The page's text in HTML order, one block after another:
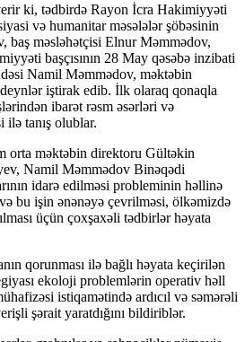
ki, tədbirdə Rayon İcra Hakimiyyəti
və humanitar məsələlər şöbəsinin
məsləhətçisi Elnur Məmmədov,
başçısının 28 May qəsəbə inzibati
Namil Məmmədov, məktəbin
iştirak edib. İlk olaraq qonaqla
ibarət rəsm əsərləri və
ilə tanış olublar.
orta məktəbin direktoru Gültəkin
Namil Məmmədov Binəqədi
idarə edilməsi probleminin həllinə
bu işin ənənəyə çevrilməsi, ölkəmizdə
üçün çoxşaxəli tədbirlər həyata
qorunması ilə bağlı həyata keçirilən
ekoloji problemlərin operativ həll
istiqamətində ardıcıl və səmərəli
şərait yaratdığını bildiriblər.